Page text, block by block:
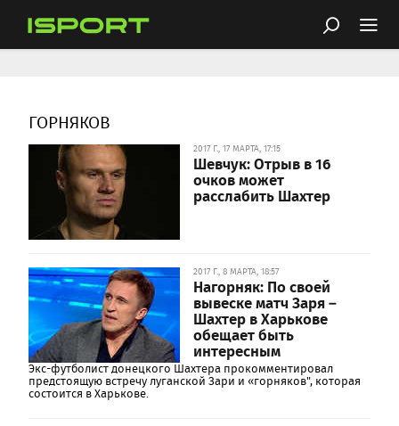
ГОРНЯКОВ
2017 Г., 17 МАРТА, 17:15
Шевчук: Отрыв в 16
очков может
расслабить Шахтер
2017 Г., 8 МАРТА, 18:57
Нагорняк: По своей
вывеске матч Заря –
Шахтер в Харькове
обещает быть
интересным
Экс-футболист донецкого Шахтера прокомментировал
предстоящую встречу луганской Зари и «горняков", которая
состоится в Харькове.